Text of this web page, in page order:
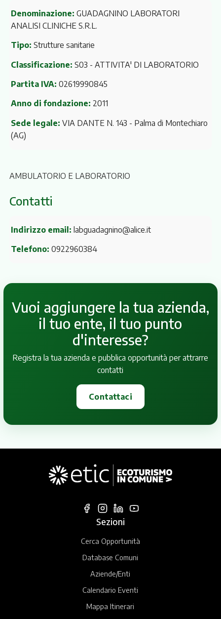
Denominazione: GUADAGNINO LABORATORI
ANALISI CLINICHE S.R.L.
Tipo: Strutture sanitarie
Classificazione: S03 - ATTIVITA' DI LABORATORIO
Partita IVA: 02619990845
Anno di fondazione: 2011
Sede legale: VIA DANTE N. 143 - Palma di Montechiaro
(AG)
AMBULATORIO E LABORATORIO
Contatti
Indirizzo email: labguadagnino@alice.it
Telefono: 0922960384
Vuoi aggiungere la tua azienda,
il tuo ente, il tuo punto
d'interesse?
Registra la tua azienda e pubblica opportunità per attrarre
contatti
Contattaci
Sezioni
Cerca Opportunità
Database Comuni
Aziende/Enti
Calendario Eventi
Mappa Itinerari